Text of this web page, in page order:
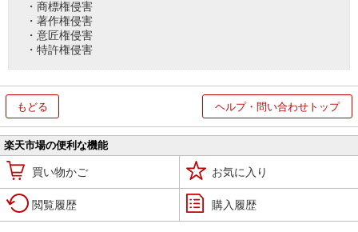
・商標権侵害
・著作権侵害
・意匠権侵害
・特許権侵害
もどる ヘルプ・問い合わせトップ
楽天市場の便利な機能
買い物かご お気に入り
閲覧履歴 購入履歴